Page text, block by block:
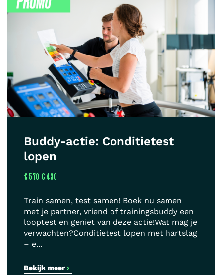
Buddy-actie: Conditietest
lopen
€ 570 € 430
Train samen, test samen! Boek nu samen
met je partner, vriend of trainingsbuddy een
looptest en geniet van deze actie!Wat mag je
verwachten?Conditietest lopen met hartslag
– e...
Bekijk meer ›